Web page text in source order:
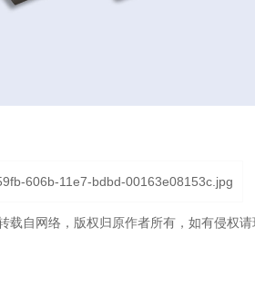
载自网络，版权归原作者所有，如有侵权